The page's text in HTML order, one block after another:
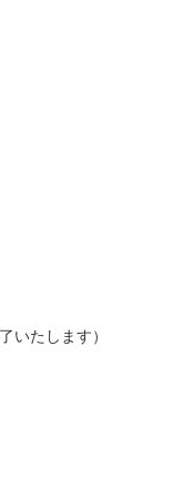
いたします）